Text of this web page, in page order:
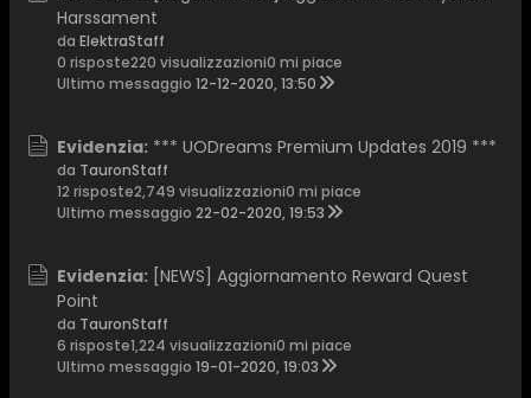
Harssament
da ElektraStaff
0 risposte220 visualizzazioni0 mi piace
Ultimo messaggio 12-12-2020, 13:50
Evidenzia: *** UODreams Premium Updates 2019 ***
da TauronStaff
12 risposte2,749 visualizzazioni0 mi piace
Ultimo messaggio 22-02-2020, 19:53
Evidenzia: [NEWS] Aggiornamento Reward Quest
Point
da TauronStaff
6 risposte1,224 visualizzazioni0 mi piace
Ultimo messaggio 19-01-2020, 19:03